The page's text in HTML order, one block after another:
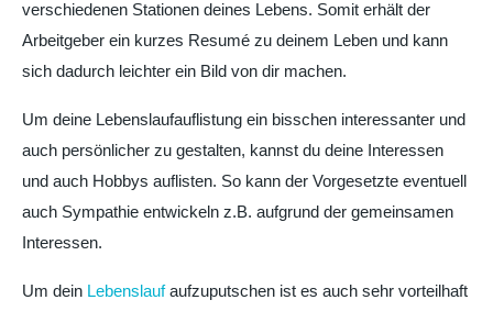
verschiedenen Stationen deines Lebens. Somit erhält der
Arbeitgeber ein kurzes Resumé zu deinem Leben und kann
sich dadurch leichter ein Bild von dir machen.
Um deine Lebenslaufauflistung ein bisschen interessanter und
auch persönlicher zu gestalten, kannst du deine Interessen
und auch Hobbys auflisten. So kann der Vorgesetzte eventuell
auch Sympathie entwickeln z.B. aufgrund der gemeinsamen
Interessen.
Um dein Lebenslaufaufzuputschen ist es auch sehr vorteilhaft